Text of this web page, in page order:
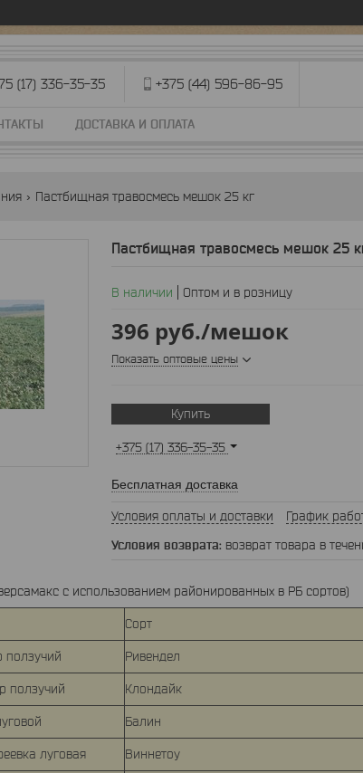
(17) 336-35-35 +375 (44) 596-86-95
ДОСТАВКА И ОПЛАТА
Пастбищная травосмесь мешок 25 кг
Пастбищная травосмесь мешок 25
В наличии Оптом и в розницу
396 руб./мешок
Показать оптовые цены
Купить
+375 (17) 336-35-35
Бесплатная доставка
Условия оплаты и доставки График
возврат товара в
с использованием районированных в РБ сортов)
Сорт
ползучий Ривендел
ползучий Клондайк
Балин
луговая Виннетоу